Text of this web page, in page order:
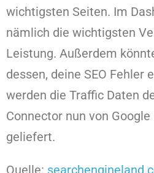
wichtigsten Seiten. Im
nämlich die wichtigsten
Leistung. Außerdem
dessen, deine SEO Fehler
werden die Traffic Daten
Connector nun von
geliefert.
Quelle: